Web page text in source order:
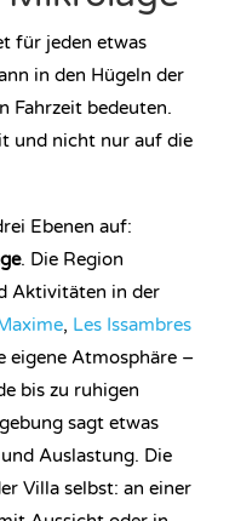
für jeden etwas
in den Hügeln der
Fahrzeit bedeuten.
und nicht nur auf die
Ebenen auf:
. Die Region
Aktivitäten in der
, Les Issambres
eigene Atmosphäre –
bis zu ruhigen
sagt etwas
Auslastung. Die
Villa selbst: an einer